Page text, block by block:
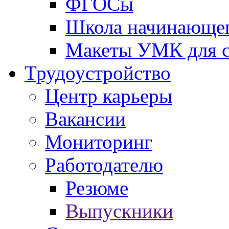
Школа
Макеты УМК для
Трудоустройство
Центр карьеры
Вакансии
Мониторинг
Работодателю
Резюме
Выпускники